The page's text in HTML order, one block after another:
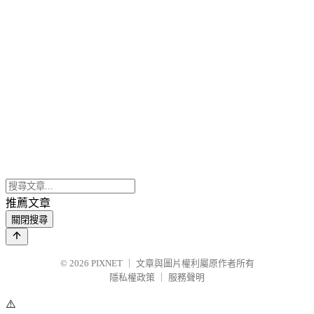
推薦文章
關閉搜尋
© 2026 PIXNET
文章與圖片權利屬原作者所有
隱私權政策
服務聲明
⚠️